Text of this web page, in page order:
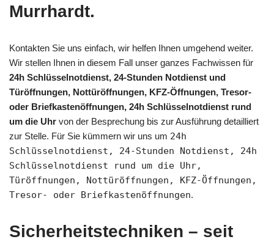
Murrhardt.
Kontakten Sie uns einfach, wir helfen Ihnen umgehend weiter.
Wir stellen Ihnen in diesem Fall unser ganzes Fachwissen für
24h Schlüsselnotdienst, 24-Stunden Notdienst und
Türöffnungen, Nottüröffnungen, KFZ-Öffnungen, Tresor-
oder Briefkastenöffnungen, 24h Schlüsselnotdienst rund
um die Uhr von der Besprechung bis zur Ausführung detailliert
zur Stelle. Für Sie kümmern wir uns um 24h
Schlüsselnotdienst, 24-Stunden Notdienst, 24h
Schlüsselnotdienst rund um die Uhr,
Türöffnungen, Nottüröffnungen, KFZ-Öffnungen,
Tresor- oder Briefkastenöffnungen.
Sicherheitstechniken – seit